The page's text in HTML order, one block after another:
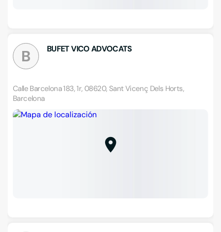
B BUFET VICO ADVOCATS
Calle Barcelona 183, 1r, 08620, Sant Vicenç Dels Horts,
Barcelona